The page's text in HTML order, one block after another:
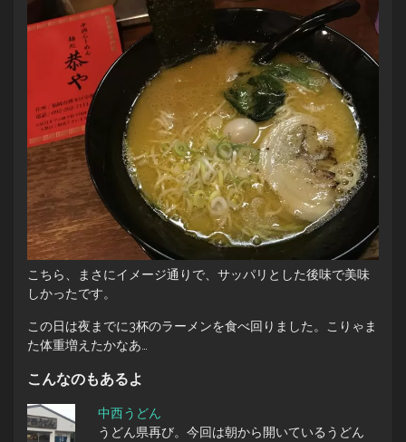
こちら、まさにイメージ通りで、サッパリとした後味で美味
しかったです。
この日は夜までに3杯のラーメンを食べ回りました。こりゃま
た体重増えたかなあ…
こんなのもあるよ
中西うどん
うどん県再び。今回は朝から開いているうどん